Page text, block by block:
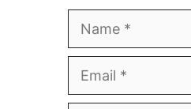
Name
Email